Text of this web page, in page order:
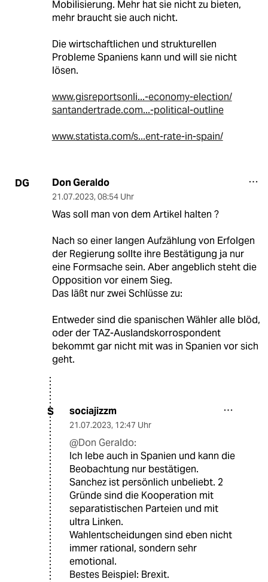
Mobilisierung. Mehr hat sie nicht zu bieten,
mehr braucht sie auch nicht.
Die wirtschaftlichen und strukturellen
Probleme Spaniens kann und will sie nicht
lösen.
www.gisreportsonli...-economy-election/
santandertrade.com...-political-outline
www.statista.com/s...ent-rate-in-spain/
DG Don Geraldo
21.07.2023, 08:54 Uhr
Was soll man von dem Artikel halten ?
Nach so einer langen Aufzählung von Erfolgen
der Regierung sollte ihre Bestätigung ja nur
eine Formsache sein. Aber angeblich steht die
Opposition vor einem Sieg.
Das läßt nur zwei Schlüsse zu:
Entweder sind die spanischen Wähler alle blöd,
oder der TAZ-Auslandskorrospondent
bekommt gar nicht mit was in Spanien vor sich
geht.
S sociajizzm
21.07.2023, 12:47 Uhr
@Don Geraldo:
Ich lebe auch in Spanien und kann die
Beobachtung nur bestätigen.
Sanchez ist persönlich unbeliebt. 2
Gründe sind die Kooperation mit
separatistischen Parteien und mit
ultra Linken.
Wahlentscheidungen sind eben nicht
immer rational, sondern sehr
emotional.
Bestes Beispiel: Brexit.